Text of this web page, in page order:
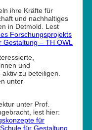
ihre Kräfte für
und nachhaltiges
in Detmold. Lest
Forschungsprojekts
Gestaltung – TH OWL
und
zu beteiligen.
unter
unter Prof.
lest hier:
für
für Gestaltung